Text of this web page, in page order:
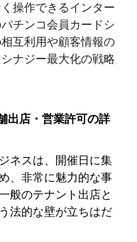
操作できるインター
チンコ会員カードシ
互利用や顧客情報の
ナジー最大化の戦略
出店・営業許可の詳
ネスは、開催日に集
、非常に魅力的な事
般のテナント出店と
法的な壁が立ちはだ